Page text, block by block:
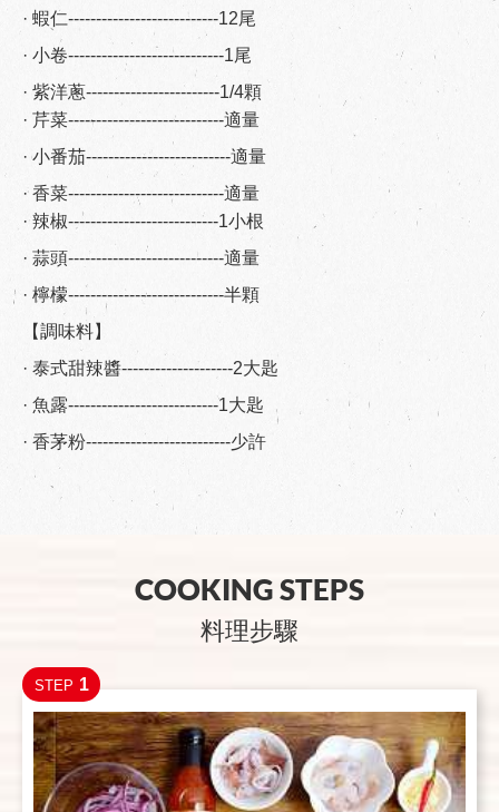
· 蝦仁---------------------------12尾
· 小卷----------------------------1尾
· 紫洋蔥------------------------1/4顆
· 芹菜----------------------------適量
· 小番茄--------------------------適量
· 香菜----------------------------適量
· 辣椒---------------------------1小根
· 蒜頭----------------------------適量
· 檸檬----------------------------半顆
【調味料】
· 泰式甜辣醬--------------------2大匙
· 魚露---------------------------1大匙
· 香茅粉--------------------------少許
COOKING STEPS
料理步驟
STEP 1